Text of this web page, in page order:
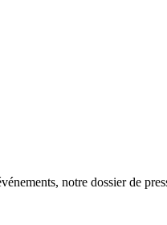
notre dossier de